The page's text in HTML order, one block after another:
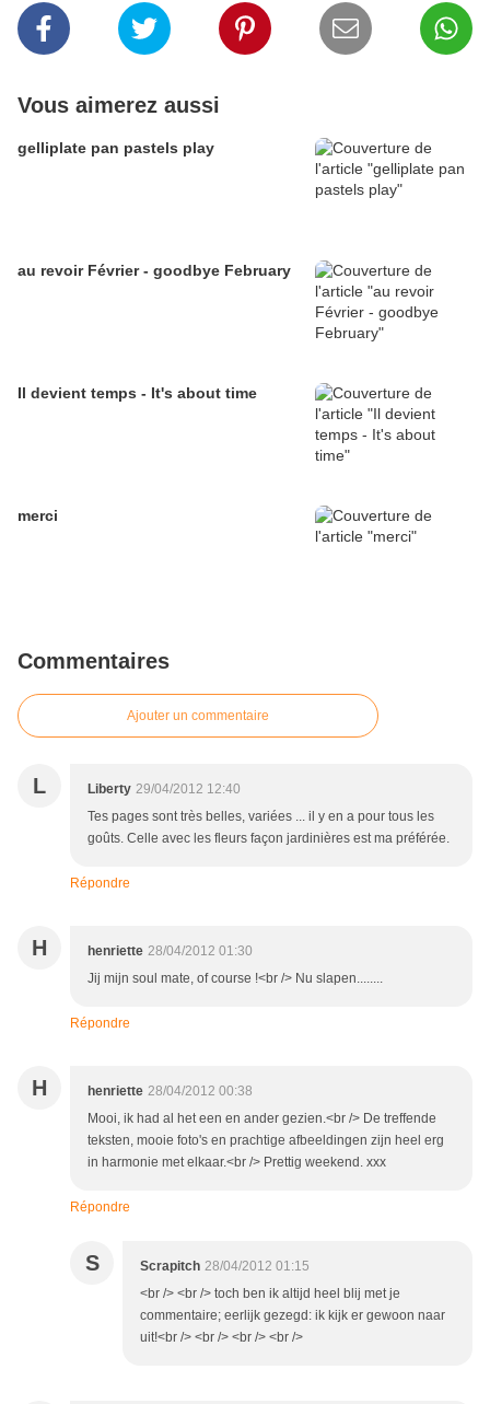
Vous aimerez aussi
gelliplate pan pastels play
au revoir Février - goodbye February
Il devient temps - It's about time
merci
Commentaires
Ajouter un commentaire
L Liberty 29/04/2012 12:40
Tes pages sont très belles, variées ... il y en a pour tous les
goûts. Celle avec les fleurs façon jardinières est ma préférée.
Répondre
H henriette 28/04/2012 01:30
Jij mijn soul mate, of course !<br /> Nu slapen........
Répondre
H henriette 28/04/2012 00:38
Mooi, ik had al het een en ander gezien.<br /> De treffende
teksten, mooie foto's en prachtige afbeeldingen zijn heel erg
in harmonie met elkaar.<br /> Prettig weekend. xxx
Répondre
S Scrapitch 28/04/2012 01:15
<br /> <br /> toch ben ik altijd heel blij met je
commentaire; eerlijk gezegd: ik kijk er gewoon naar
uit!<br /> <br /> <br /> <br />